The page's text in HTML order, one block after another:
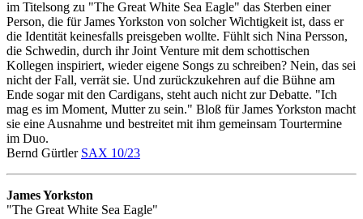
im Titelsong zu "The Great White Sea Eagle" das Sterben einer
Person, die für James Yorkston von solcher Wichtigkeit ist, dass er
die Identität keinesfalls preisgeben wollte. Fühlt sich Nina Persson,
die Schwedin, durch ihr Joint Venture mit dem schottischen
Kollegen inspiriert, wieder eigene Songs zu schreiben? Nein, das sei
nicht der Fall, verrät sie. Und zurückzukehren auf die Bühne am
Ende sogar mit den Cardigans, steht auch nicht zur Debatte. "Ich
mag es im Moment, Mutter zu sein." Bloß für James Yorkston macht
sie eine Ausnahme und bestreitet mit ihm gemeinsam Tourtermine
im Duo.
Bernd Gürtler SAX 10/23
James Yorkston
"The Great White Sea Eagle"